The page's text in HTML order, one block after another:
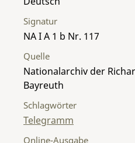
Signatur
NA I A 1 b Nr. 117
Quelle
Nationalarchiv der
Bayreuth
Schlagwörter
Telegramm
Online-Ausgabe